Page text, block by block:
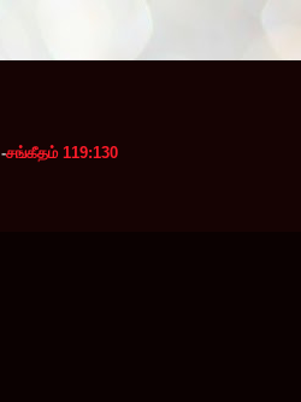
சங்கீதம் 119:130